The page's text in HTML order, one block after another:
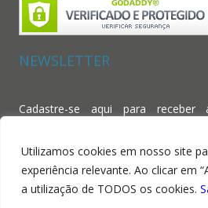
Utilizamos cookies em nosso site
experiência relevante. Ao clicar em
a utilização de TODOS os cookies.
NEWSLETTER
Cadastre-se aqui para